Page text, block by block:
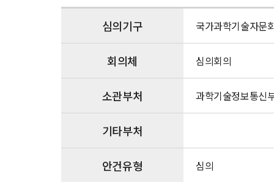
전
(2026~2035)
심의기구 국가과학기술자문
회의체 심의회의
소관부처 과학기술정보통신
기타부처
안건유형 심의